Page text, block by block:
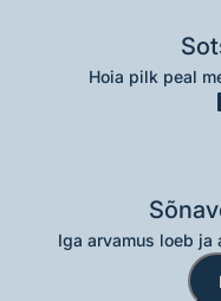
Hoia pilk peal
Iga arvamus loeb ja